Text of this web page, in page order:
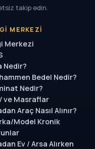
takip edin.
MERKEZI
Merkezi
Nedir?
Bedel Nedir?
Nedir?
ve Masraflar
Araç Nasıl Alınır?
Model Kronik
Ev / Arsa Alırken